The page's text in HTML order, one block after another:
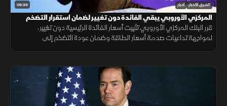
06:39 الشرق للأخبار أخبار
المركزي الأوروبي يبقي الفائدة دون تغيير لضمان استقرار التضخم
قرر البنك المركزي الأوروبي تثبيت أسعار الفائدة الرئيسية دون تغيير،
لمواجهة تداعيات صدمة أسعار الطاقة وضمان عودة التضخم إلى